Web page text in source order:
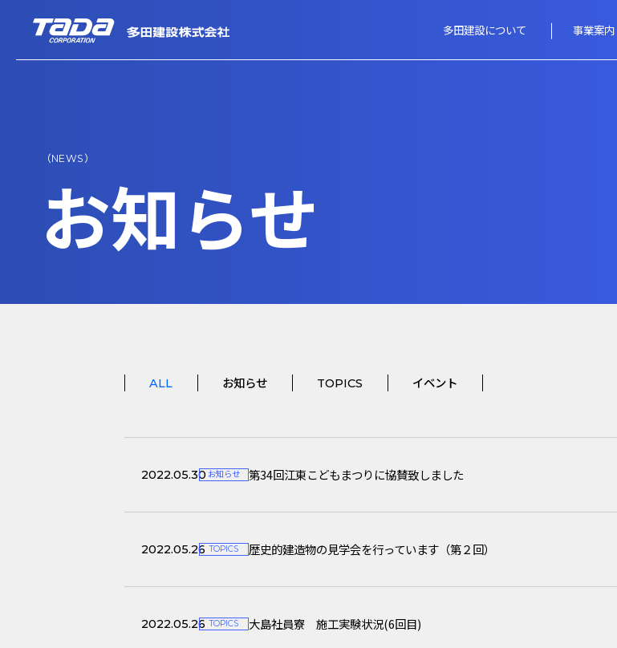
多田建設について 事業案内
（NEWS）
お知らせ
ALL お知らせ TOPICS イベント
2022.05.30 お知らせ 第34回江東こどもまつりに協賛致しました
2022.05.26 TOPICS 歴史的建造物の見学会を行っています（第２回）
2022.05.26 TOPICS 大島社員寮 施工実験状況(6回目)